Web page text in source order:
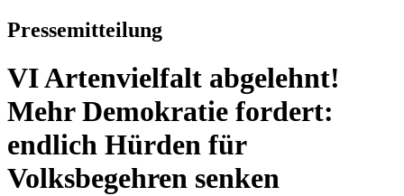
Pressemitteilung
VI Artenvielfalt abgelehnt!
Mehr Demokratie fordert:
endlich Hürden für
Volksbegehren senken